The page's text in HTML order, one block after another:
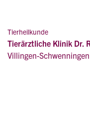
Tierheilkunde
Tierärztliche Klinik Dr.
Villingen-Schwenningen